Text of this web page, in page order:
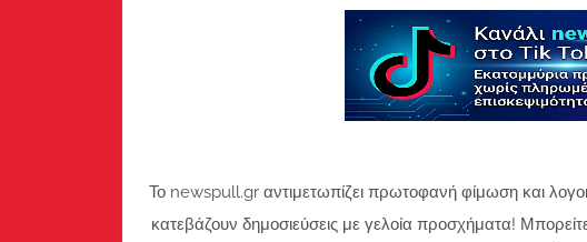
Το newspull.gr αντιμετωπίζει πρωτοφανή φίμωση και
κατεβάζουν δημοσιεύσεις με γελοία προσχήματα!